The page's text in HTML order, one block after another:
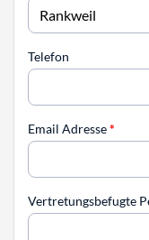
Telefon
Email Adresse*
Vertretungsbefugte